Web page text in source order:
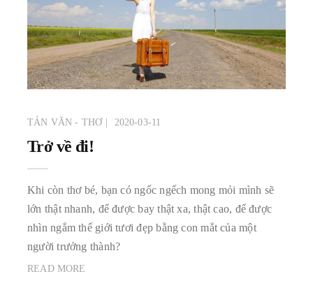
TẢN VĂN - THƠ 2020-03-11
Trở về đi!
Khi còn thơ bé, bạn có ngốc ngếch mong mỏi mình sẽ
lớn thật nhanh, để được bay thật xa, thật cao, để được
nhìn ngắm thế giới tươi đẹp bằng con mắt của một
người trưởng thành?
READ MORE